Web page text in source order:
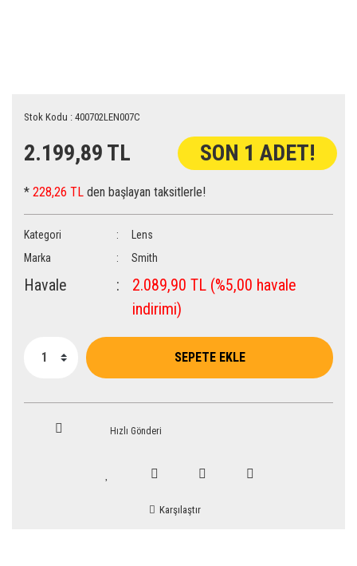
Stok Kodu : 400702LEN007C
2.199,89 TL SON 1 ADET!
* 228,26 TL den başlayan taksitlerle!
Kategori
Lens
Marka
Smith
Havale
2.089,90 TL (%5,00 havale
indirimi)
SEPETE EKLE
Hızlı Gönderi
Karşılaştır